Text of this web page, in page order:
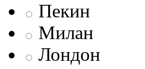
Пекин
Милан
Лондон